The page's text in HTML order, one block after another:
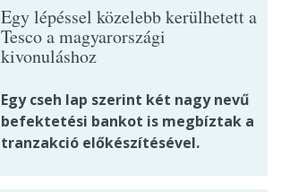
Egy lépéssel közelebb kerülhetett a
Tesco a magyarországi
kivonuláshoz
Egy cseh lap szerint két nagy nevű
befektetési bankot is megbíztak a
tranzakció előkészítésével.